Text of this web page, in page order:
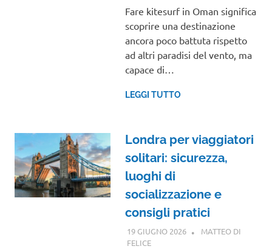
Fare kitesurf in Oman significa
scoprire una destinazione
ancora poco battuta rispetto
ad altri paradisi del vento, ma
capace di…
LEGGI TUTTO
Londra per viaggiatori
solitari: sicurezza,
luoghi di
socializzazione e
consigli pratici
19 GIUGNO 2026
MATTEO DI
FELICEEUROPA